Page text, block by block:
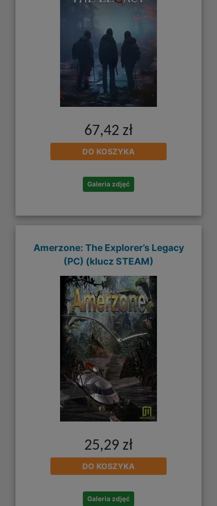
67,42 zł
DO KOSZYKA
Galeria zdjęć
Amerzone: The Explorer’s Legacy
(PC) (klucz STEAM)
25,29 zł
DO KOSZYKA
Galeria zdjęć